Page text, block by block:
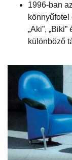
1996-ban
„Aki”,
különböző